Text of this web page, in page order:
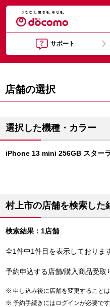
サポート
店舗の選択
選択した機種・カラー
iPhone 13 mini 256GB スター
村上市の店舗を検索した
検索結果：1店舗
全1件中1件目を表示しておりま
予約申込する店舗/購入商品受取
申し込み後に店舗を変更することは
予約手続きにはログインが必要です